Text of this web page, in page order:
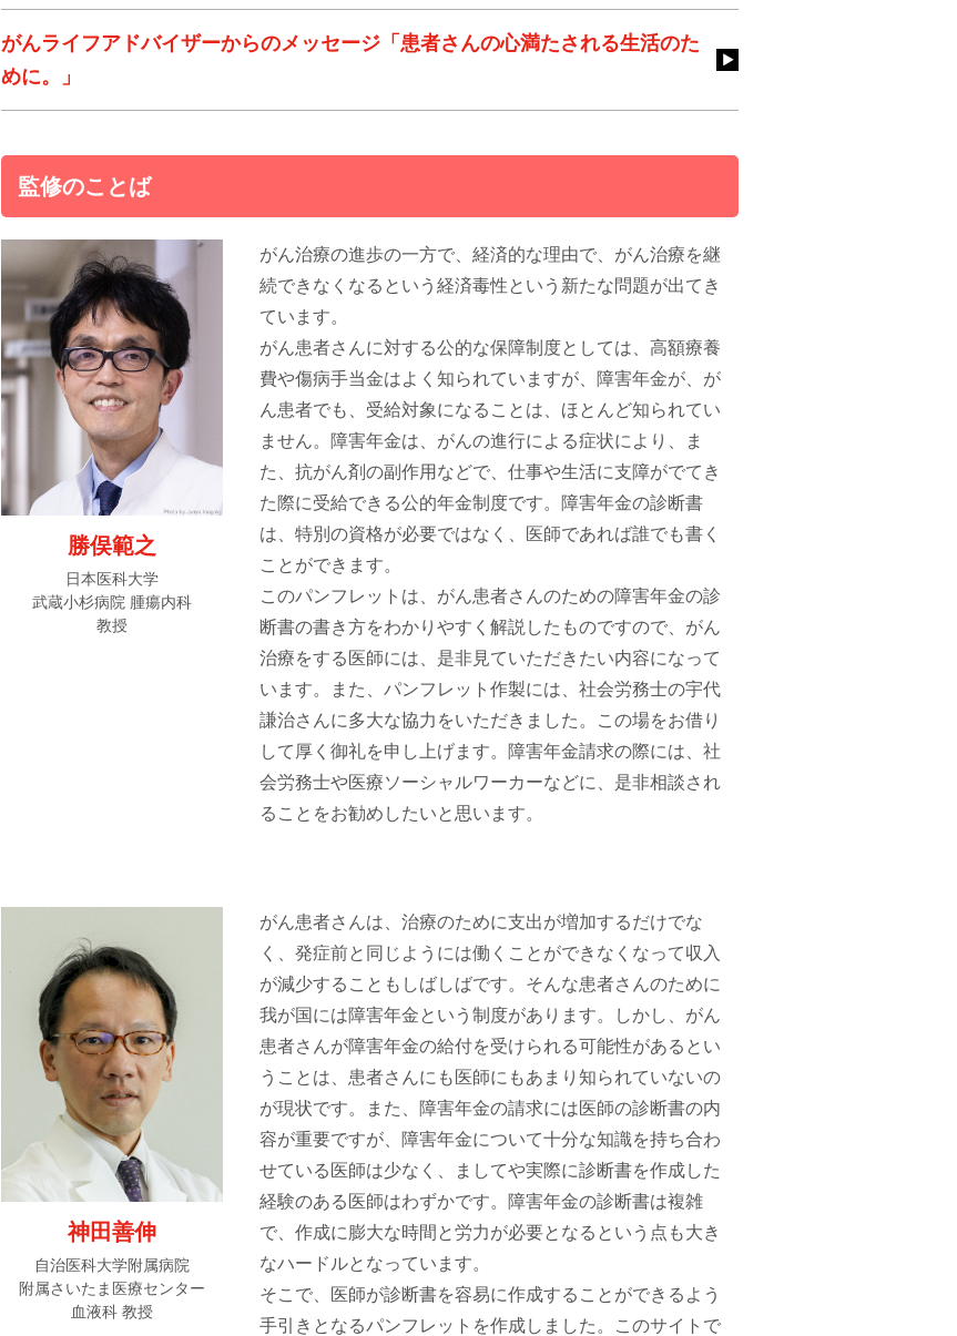
がんライフアドバイザーからのメッセージ「患者さんの心満たされる生活のた
めに。」
監修のことば
勝俣範之
日本医科大学
武蔵小杉病院 腫瘍内科
教授
がん治療の進歩の一方で、経済的な理由で、がん治療を継
続できなくなるという経済毒性という新たな問題が出てき
ています。
がん患者さんに対する公的な保障制度としては、高額療養
費や傷病手当金はよく知られていますが、障害年金が、が
ん患者でも、受給対象になることは、ほとんど知られてい
ません。障害年金は、がんの進行による症状により、ま
た、抗がん剤の副作用などで、仕事や生活に支障がでてき
た際に受給できる公的年金制度です。障害年金の診断書
は、特別の資格が必要ではなく、医師であれば誰でも書く
ことができます。
このパンフレットは、がん患者さんのための障害年金の診
断書の書き方をわかりやすく解説したものですので、がん
治療をする医師には、是非見ていただきたい内容になって
います。また、パンフレット作製には、社会労務士の宇代
謙治さんに多大な協力をいただきました。この場をお借り
して厚く御礼を申し上げます。障害年金請求の際には、社
会労務士や医療ソーシャルワーカーなどに、是非相談され
ることをお勧めしたいと思います。
神田善伸
自治医科大学附属病院
附属さいたま医療センター
血液科 教授
がん患者さんは、治療のために支出が増加するだけでな
く、発症前と同じようには働くことができなくなって収入
が減少することもしばしばです。そんな患者さんのために
我が国には障害年金という制度があります。しかし、がん
患者さんが障害年金の給付を受けられる可能性があるとい
うことは、患者さんにも医師にもあまり知られていないの
が現状です。また、障害年金の請求には医師の診断書の内
容が重要ですが、障害年金について十分な知識を持ち合わ
せている医師は少なく、ましてや実際に診断書を作成した
経験のある医師はわずかです。障害年金の診断書は複雑
で、作成に膨大な時間と労力が必要となるという点も大き
なハードルとなっています。
そこで、医師が診断書を容易に作成することができるよう
手引きとなるパンフレットを作成しました。このサイトで